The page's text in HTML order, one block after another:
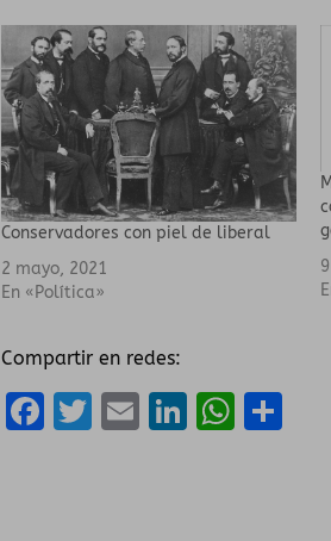
Conservadores con piel de liberal
2 mayo, 2021
En «Política»
Compartir en redes:
F
T
E
Li
W